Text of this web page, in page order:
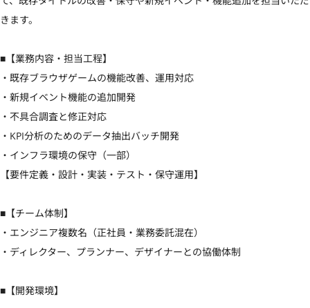
きます。
■【業務内容・担当工程】
・既存ブラウザゲームの機能改善、運用対応
・新規イベント機能の追加開発
・不具合調査と修正対応
・KPI分析のためのデータ抽出バッチ開発
・インフラ環境の保守（一部）
【要件定義・設計・実装・テスト・保守運用】
■【チーム体制】
・エンジニア複数名（正社員・業務委託混在）
・ディレクター、プランナー、デザイナーとの協働体制
■【開発環境】